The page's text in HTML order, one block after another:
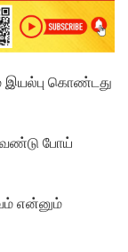
இயல்பு கொண்டது
போய்
என்னும்